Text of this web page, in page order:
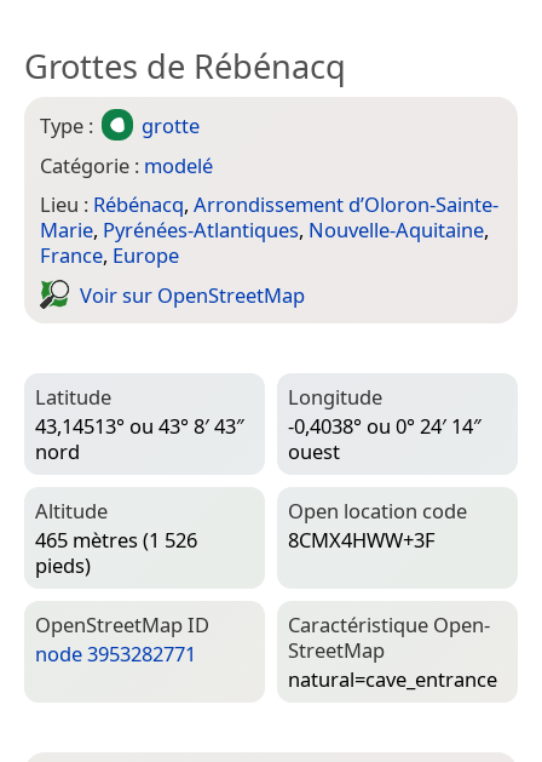
Grottes de Rébénacq
Type :
grotte
Catégorie : modelé
Lieu : Rébénacq, Arrondissement d’Oloron-Sainte-
Marie, Pyrénées-Atlantiques, Nouvelle-Aquitaine,
France, Europe
Voir sur Open­Street­Map
Latitude
43,14513° ou 43° 8′ 43″
nord
Longitude
-0,4038° ou 0° 24′ 14″
ouest
Altitude
465 mètres (1 526
pieds)
Open location code
8CMX4HWW+3F
Open­Street­Map ID
node 3953282771
Caractéristique Open­
Street­Map
natural=­cave_entrance